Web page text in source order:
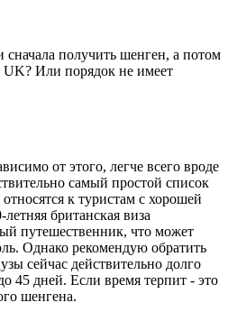
сначала получить шенген, а потом
UK? Или порядок не имеет
от этого, легче всего вроде
самый простой список
к туристам с хорошей
британская виза
путешественник, что может
Однако рекомендую обратить
сейчас действительно долго
45 дней. Если время терпит - это
шенгена.